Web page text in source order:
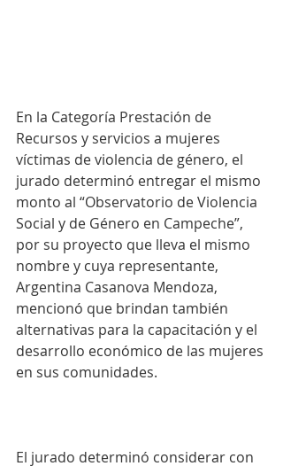
En la Categoría Prestación de
Recursos y servicios a mujeres
víctimas de violencia de género, el
jurado determinó entregar el mismo
monto al “Observatorio de Violencia
Social y de Género en Campeche”,
por su proyecto que lleva el mismo
nombre y cuya representante,
Argentina Casanova Mendoza,
mencionó que brindan también
alternativas para la capacitación y el
desarrollo económico de las mujeres
en sus comunidades.
El jurado determinó considerar con